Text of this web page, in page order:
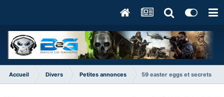
Accueil Divers Petites annonces 59 easter eggs et secrets